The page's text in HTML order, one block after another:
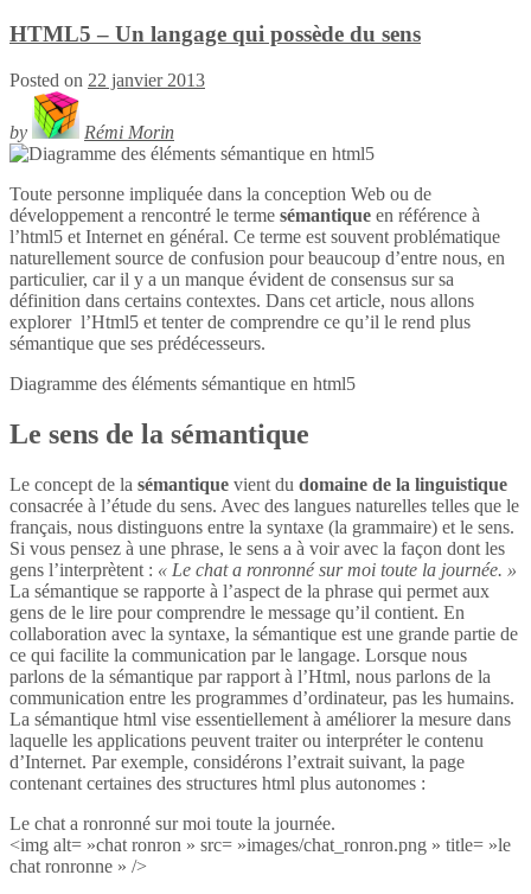
HTML5 – Un langage qui possède du sens
Posted on 22 janvier 2013
by Rémi Morin
Toute personne impliquée dans la conception Web ou de
développement a rencontré le terme sémantique en référence à
l’html5 et Internet en général. Ce terme est souvent problématique
naturellement source de confusion pour beaucoup d’entre nous, en
particulier, car il y a un manque évident de consensus sur sa
définition dans certains contextes. Dans cet article, nous allons
explorer l’Html5 et tenter de comprendre ce qu’il le rend plus
sémantique que ses prédécesseurs.
Diagramme des éléments sémantique en html5
Le sens de la sémantique
Le concept de la sémantique vient du domaine de la linguistique
consacrée à l’étude du sens. Avec des langues naturelles telles que le
français, nous distinguons entre la syntaxe (la grammaire) et le sens.
Si vous pensez à une phrase, le sens a à voir avec la façon dont les
gens l’interprètent : « Le chat a ronronné sur moi toute la journée. »
La sémantique se rapporte à l’aspect de la phrase qui permet aux
gens de le lire pour comprendre le message qu’il contient. En
collaboration avec la syntaxe, la sémantique est une grande partie de
ce qui facilite la communication par le langage. Lorsque nous
parlons de la sémantique par rapport à l’Html, nous parlons de la
communication entre les programmes d’ordinateur, pas les humains.
La sémantique html vise essentiellement à améliorer la mesure dans
laquelle les applications peuvent traiter ou interpréter le contenu
d’Internet. Par exemple, considérons l’extrait suivant, la page
contenant certaines des structures html plus autonomes :
Le chat a ronronné sur moi toute la journée.
<img alt= »chat ronron » src= »images/chat_ronron.png » title= »le
chat ronronne » />